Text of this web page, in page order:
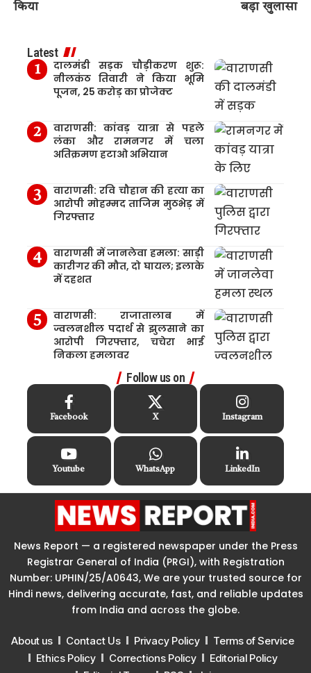
किया
बड़ा खुलासा
Latest
दालमंडी सड़क चौड़ीकरण शुरू:
नीलकंठ तिवारी ने किया भूमि
पूजन, 25 करोड़ का प्रोजेक्ट
वाराणसी: कांवड़ यात्रा से पहले
लंका और रामनगर में चला
अतिक्रमण हटाओ अभियान
वाराणसी: रवि चौहान की हत्या का
आरोपी मोहम्मद ताजिम मुठभेड़ में
गिरफ्तार
वाराणसी में जानलेवा हमला: साड़ी
कारीगर की मौत, दो घायल; इलाके
में दहशत
वाराणसी: राजातालाब में
ज्वलनशील पदार्थ से झुलसाने का
आरोपी गिरफ्तार, चचेरा भाई
निकला हमलावर
Follow us on
Facebook X Instagram
Youtube WhatsApp LinkedIn
News Report — a registered newspaper under the Press
Registrar General of India (PRGI), with Registration
Number: UPHIN/25/A0643, We are your trusted source for
Hindi news, delivering accurate, fast, and reliable updates
from India and across the globe.
About us Contact Us Privacy Policy
Terms of Service
Ethics Policy
Corrections Policy
Editorial Policy